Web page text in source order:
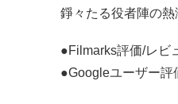
錚々たる役者陣の熱
●Filmarks評価/レ
●Googleユーザー評